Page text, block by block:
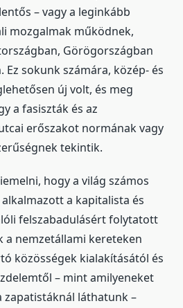
– vagy a leginkább
mozgalmak működnek,
Görögországban
Ez sokunk számára, közép- és
új volt, és meg
a fasiszták és az
erőszakot normának vagy
tekintik.
hogy a világ számos
a kapitalista és
felszabadulásért folytatott
a nemzetállami kereteken
közösségek kialakításától és
– mint amilyeneket
zapatistáknál láthatunk –